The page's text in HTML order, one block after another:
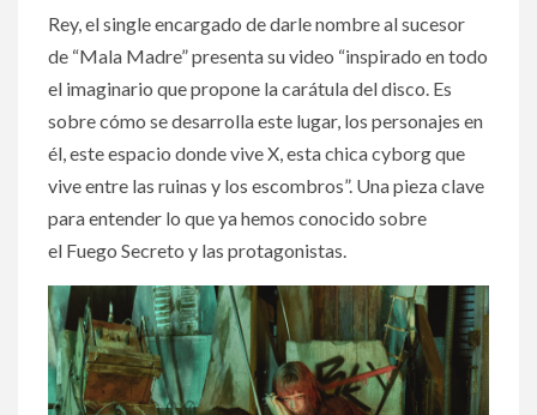
Rey, el single encargado de darle nombre al sucesor
de “Mala Madre” presenta su video “inspirado en todo
el imaginario que propone la carátula del disco. Es
sobre cómo se desarrolla este lugar, los personajes en
él, este espacio donde vive X, esta chica cyborg que
vive entre las ruinas y los escombros”. Una pieza clave
para entender lo que ya hemos conocido sobre
el Fuego Secreto y las protagonistas.